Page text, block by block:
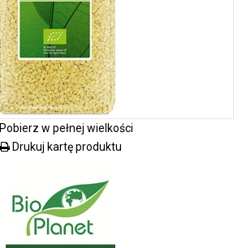
Pobierz w pełnej wielkości
Drukuj kartę produktu